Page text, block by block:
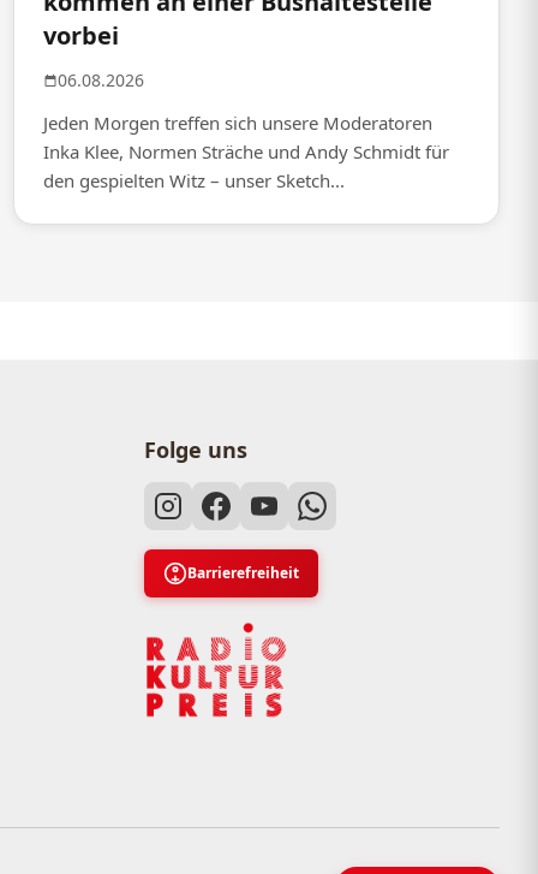
vorbei
06.08.2026
Jeden Morgen treffen sich unsere Moderatoren
Inka Klee, Normen Sträche und Andy Schmidt für
den gespielten Witz – unser Sketch...
Folge uns
Barrierefreiheit